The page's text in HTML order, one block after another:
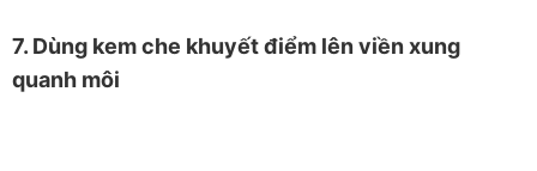
7. Dùng kem che khuyết điểm lên viền xung
quanh môi